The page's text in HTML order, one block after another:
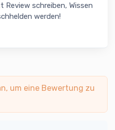
Review schreiben, Wissen
werden!
um eine Bewertung zu